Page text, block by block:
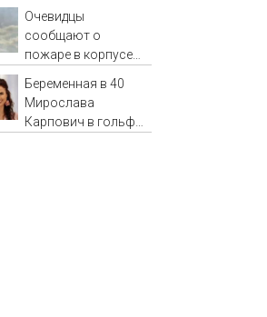
отца: бездействие
против Трампа
Очевидцы
сообщают о
пожаре в корпусе
Беременная в 40
Мирослава
Карпович в гольфах